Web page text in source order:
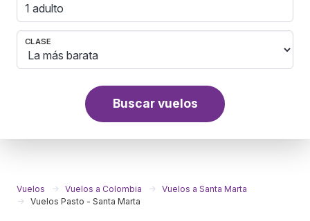
1 adulto
CLASE
Buscar vuelos
Vuelos Vuelos a Colombia
Vuelos a Santa Marta
Vuelos Pasto - Santa Marta